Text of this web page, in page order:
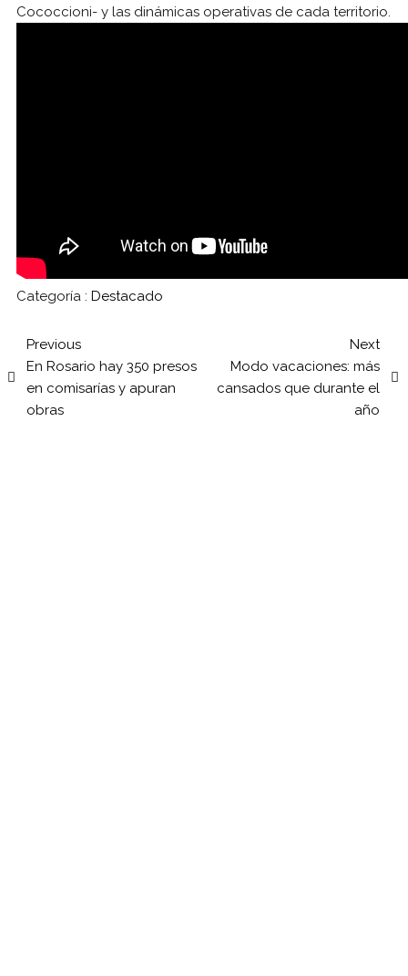
Cococcioni- y las dinámicas operativas de cada territorio.
Categoría : Destacado
Previous
En Rosario hay 350 presos
en comisarías y apuran
obras
Next
Modo vacaciones: más
cansados que durante el
año